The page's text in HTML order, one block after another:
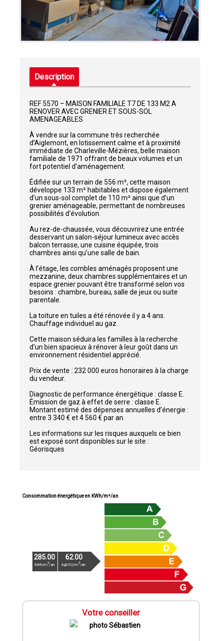
Description
REF 5570 – MAISON FAMILIALE T7 DE 133 M2 A
RENOVER AVEC GRENIER ET SOUS-SOL
AMENAGEABLES
À vendre sur la commune très recherchée
d’Aiglemont, en lotissement calme et à proximité
immédiate de Charleville-Mézières, belle maison
familiale de 1971 offrant de beaux volumes et un
fort potentiel d’aménagement.
Édifiée sur un terrain de 556 m², cette maison
développe 133 m² habitables et dispose également
d’un sous-sol complet de 110 m² ainsi que d’un
grenier aménageable, permettant de nombreuses
possibilités d’évolution.
Au rez-de-chaussée, vous découvrirez une entrée
desservant un salon-séjour lumineux avec accès
balcon terrasse, une cuisine équipée, trois
chambres ainsi qu’une salle de bain.
À l’étage, les combles aménagés proposent une
mezzanine, deux chambres supplémentaires et un
espace grenier pouvant être transformé selon vos
besoins : chambre, bureau, salle de jeux ou suite
parentale.
La toiture en tuiles a été rénovée il y a 4 ans.
Chauffage individuel au gaz.
Cette maison séduira les familles à la recherche
d’un bien spacieux à rénover à leur goût dans un
environnement résidentiel apprécié.
Prix de vente : 232 000 euros honoraires à la charge
du vendeur.
Diagnostic de performance énergétique : classe E.
Émission de gaz à effet de serre : classe E.
Montant estimé des dépenses annuelles d’énergie :
entre 3 340 € et 4 560 € par an.
Les informations sur les risques auxquels ce bien
est exposé sont disponibles sur le site :
Géorisques
Consommation énergétique en KWh/m²/an
285.00
KWh/m2/an
62.00
kgCO2/m2/an
Votre conseiller